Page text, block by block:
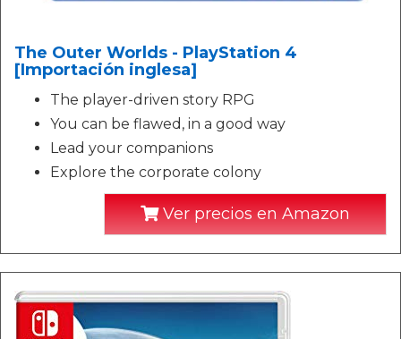
The Outer Worlds - PlayStation 4
[Importación inglesa]
The player-driven story RPG
You can be flawed, in a good way
Lead your companions
Explore the corporate colony
Ver precios en Amazon